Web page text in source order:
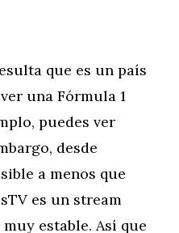
que es un país
una Fórmula 1
puedes ver
desde
a menos que
es un stream
estable. Así que